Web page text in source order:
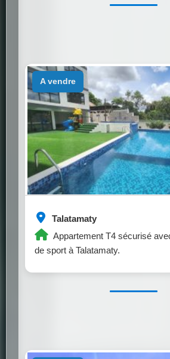
Talatamaty
Appartement T4 sécurisé
de sport à Talatamaty.
a vendre